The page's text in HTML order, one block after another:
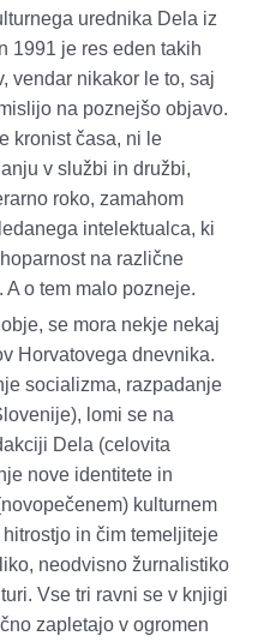
urednika Dela iz
1991 je res eden takih
vendar nikakor le to, saj
na poznejšo objavo.
kronist časa, ni le
v službi in družbi,
roko, zamahom
intelektualca, ki
na različne
o tem malo pozneje.
se mora nekje nekaj
Horvatovega dnevnika.
socializma, razpadanje
lomi se na
Dela (celovita
nove identitete in
kulturnem
in čim temeljiteje
neodvisno žurnalistiko
Vse tri ravni se v knjigi
zapletajo v ogromen